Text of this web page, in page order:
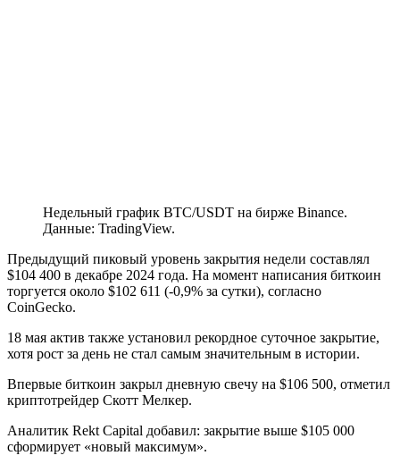
Недельный график BTC/USDT на бирже Binance.
Данные: TradingView.
Предыдущий пиковый уровень закрытия недели составлял
$104 400 в декабре 2024 года. На момент написания биткоин
торгуется около $102 611 (-0,9% за сутки), согласно
CoinGecko.
18 мая актив также установил рекордное суточное закрытие,
хотя рост за день не стал самым значительным в истории.
Впервые биткоин закрыл дневную свечу на $106 500, отметил
криптотрейдер Скотт Мелкер.
Аналитик Rekt Capital добавил: закрытие выше $105 000
сформирует «новый максимум».